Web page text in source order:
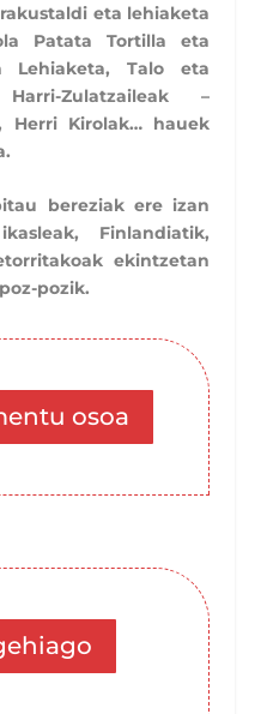
eta lehiaketa
Patata Tortilla eta
Lehiaketa, Talo eta
Zulatzaileak –
Herri Kirolak… hauek
bereziak ere izan
Finlandiatik,
ekintzetan
pozik.
osoa